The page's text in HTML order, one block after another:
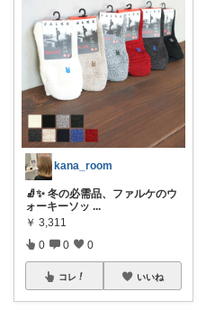
kana_room
🧦✨ 冬の必需品、ファルケのウ
ォーキーソッ ...
￥ 3,311
0 0 0
コレ いいね